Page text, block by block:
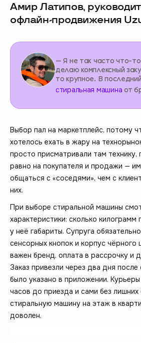
Амир Латипов,
офлайн-продвижения
— Я не так часто что-
делаю комплексный
то крупное. В
стиральная машина от
Выбор пал на маркетплейс, потому
хотелось ехать в жару на
просто присматривали там
равно на покупателя и продажи —
общаться с «соседями», чем с
них.
При выборе стиральной машины
характеристики: сколько килограмм
у неё габариты. Супруга
сенсорных кнопок и корпус чёрного
важен бренд, оплата в рассрочку и
Заказ привезли через два дня
было указано в приложении.
часов до приезда и сами без лишних
стиральную машину на этаж в
доволен.